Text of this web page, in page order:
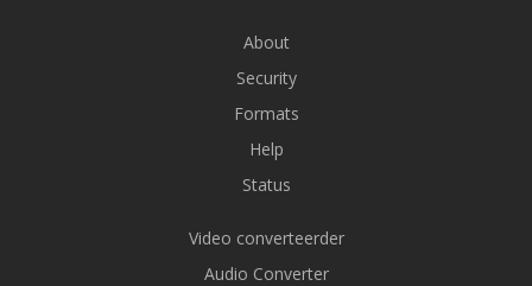
About
Security
Formats
Help
Status
Video converteerder
Audio Converter